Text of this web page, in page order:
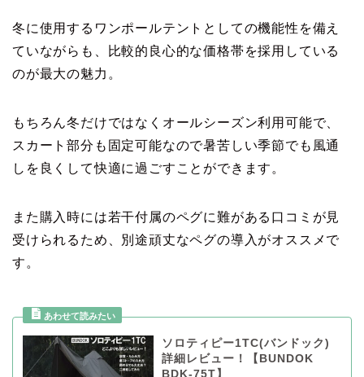
冬に使用するワンポールテントとしての機能性を備え
ていながらも、比較的良心的な価格帯を採用している
のが最大の魅力。
もちろん冬だけではなくオールシーズン利用可能で、
スカート部分も固定可能なので暑苦しい季節でも風通
しを良くして快適に過ごすことができます。
また購入時には若干付属のペグに難がある口コミが見
受けられるため、別途頑丈なペグの導入がオススメで
す。
ソロティピー1TC(バンドック)
詳細レビュー！【BUNDOK
BDK-75T】